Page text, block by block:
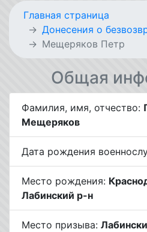
Главная страница
Донесения о
Мещеряков Петр
Общая
Фамилия, имя, отчество:
Мещеряков
Дата рождения
Место рождения:
Лабинский р-н
Место призыва: